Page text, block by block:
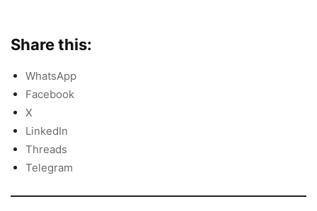
Share this:
WhatsApp
Facebook
X
LinkedIn
Threads
Telegram